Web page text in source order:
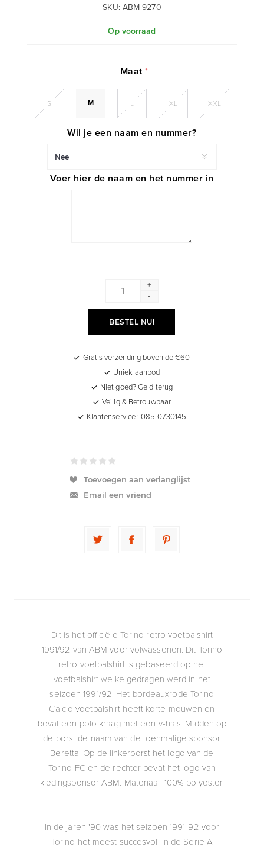
SKU: ABM-9270
Op voorraad
Maat*
S M L XL XXL
Wil je een naam en nummer?
Voer hier de naam en het nummer in
+
-
BESTEL NU!
Gratis verzending boven de €60
Uniek aanbod
Niet goed? Geld terug
Veilig & Betrouwbaar
Klantenservice : 085-0730145
Toevoegen aan verlanglijst
Email een vriend
Dit is het officiële Torino retro voetbalshirt
1991/92 van ABM voor volwassenen. Dit Torino
retro voetbalshirt is gebaseerd op het
voetbalshirt welke gedragen werd in het
seizoen 1991/92. Het bordeauxrode Torino
Calcio voetbalshirt heeft korte mouwen en
bevat een polo kraag met een v-hals. Midden op
de borst de naam van de toenmalige sponsor
Beretta. Op de linkerborst het logo van de
Torino FC en de rechter bevat het logo van
kledingsponsor ABM. Materiaal: 100% polyester.
In de jaren '90 was het seizoen 1991-92 voor
Torino het meest succesvol. In de Serie A